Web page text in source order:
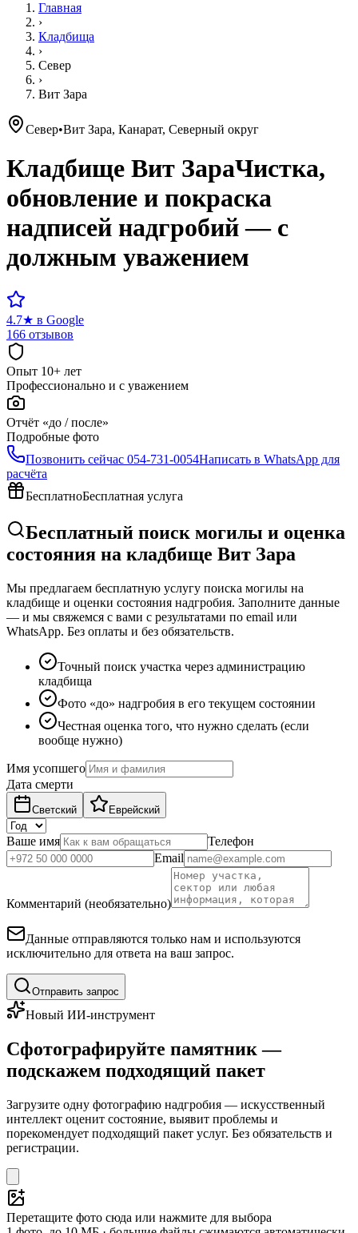
Главная
›
Кладбища
›
Север
›
Вит Зара
Север•Вит Зара, Канарат, Северный округ
Кладбище Вит ЗараЧистка,
обновление и покраска
надписей надгробий — с
должным уважением
4.7★ в Google
166 отзывов
Опыт 10+ лет
Профессионально и с уважением
Отчёт «до / после»
Подробные фото
Позвонить сейчас 054-731-0054Написать в WhatsApp для
расчёта
БесплатноБесплатная услуга
Бесплатный поиск могилы и оценка
состояния на кладбище Вит Зара
Мы предлагаем бесплатную услугу поиска могилы на
кладбище и оценки состояния надгробия. Заполните данные
— и мы свяжемся с вами с результатами по email или
WhatsApp. Без оплаты и без обязательств.
Точный поиск участка через администрацию
кладбища
Фото «до» надгробия в его текущем состоянии
Честная оценка того, что нужно сделать (если
вообще нужно)
Имя усопшего
Дата смерти
Светский Еврейский
Ваше имя
Телефон
Email
Комментарий (необязательно)
Данные отправляются только нам и используются
исключительно для ответа на ваш запрос.
Отправить запрос
Новый ИИ-инструмент
Сфотографируйте памятник —
подскажем подходящий пакет
Загрузите одну фотографию надгробия — искусственный
интеллект оценит состояние, выявит проблемы и
порекомендует подходящий пакет услуг. Без обязательств и
регистрации.
Перетащите фото сюда или нажмите для выбора